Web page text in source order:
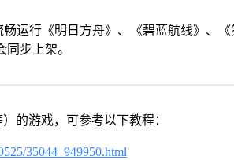
运行《明日方舟》、《碧蓝航线》、《
步上架。
的游戏，可参考以下教程：
35044_949950.html